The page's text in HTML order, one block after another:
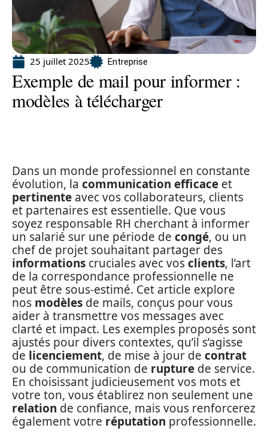
25 juillet 2025 Entreprise
Exemple de mail pour informer :
modèles à télécharger
Dans un monde professionnel en constante
évolution, la communication efficace et
pertinente avec vos collaborateurs, clients
et partenaires est essentielle. Que vous
soyez responsable RH cherchant à informer
un salarié sur une période de congé, ou un
chef de projet souhaitant partager des
informations cruciales avec vosclients, l’art
de la correspondance professionnelle ne
peut être sous-estimé. Cet article explore
nos modèles de mails, conçus pour vous
aider à transmettre vos messages avec
clarté et impact. Les exemples proposés sont
ajustés pour divers contextes, qu’il s’agisse
de licenciement, de mise à jour de contrat
ou de communication de rupture de service.
En choisissant judicieusement vos mots et
votre ton, vous établirez non seulement une
relation de confiance, mais vous renforcerez
également votre réputation professionnelle.